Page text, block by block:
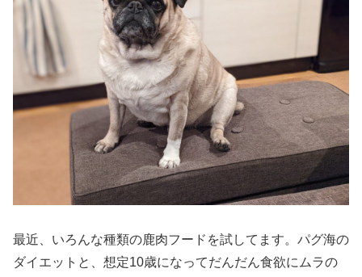
最近、いろんな種類の鹿肉フードを試してます。パグ海の
ダイエットと、想定10歳になってだんだん食欲にムラの